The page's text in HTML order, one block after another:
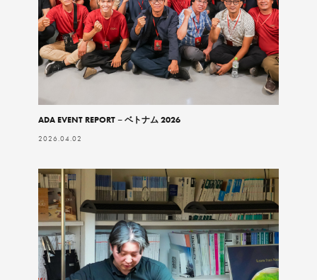
ADA EVENT REPORT – ベトナム 2026
2026.04.02